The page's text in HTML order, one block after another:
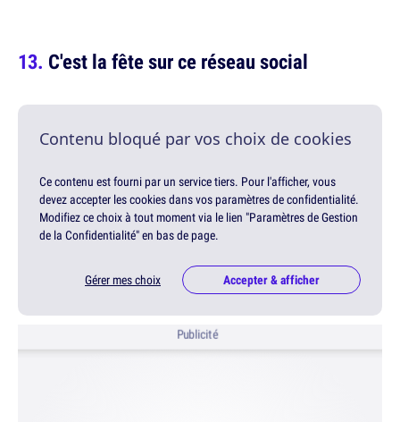
C'est la fête sur ce réseau social
Contenu bloqué par vos choix de cookies
Ce contenu est fourni par un service tiers. Pour l'afficher, vous
devez accepter les cookies dans vos paramètres de confidentialité.
Modifiez ce choix à tout moment via le lien "Paramètres de Gestion
de la Confidentialité" en bas de page.
Gérer mes choix Accepter & afficher
Publicité